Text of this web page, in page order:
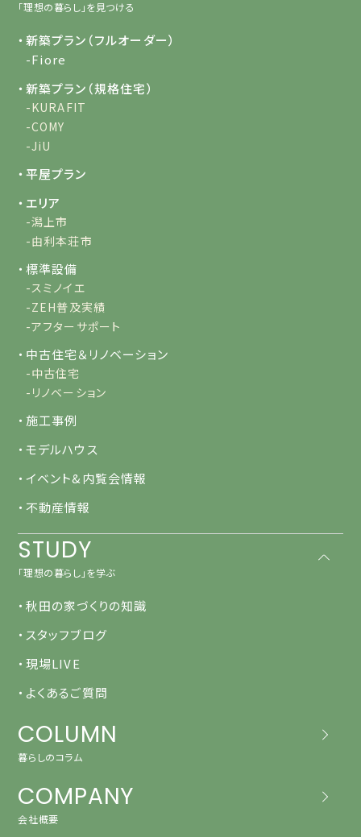
「理想の暮らし」を見つける
・新築プラン（フルオーダー）
-Fiore
・新築プラン（規格住宅）
-KURAFIT
-COMY
-JiU
・平屋プラン
・エリア
-潟上市
-由利本荘市
・標準設備
-スミノイエ
-ZEH普及実績
-アフターサポート
・中古住宅＆リノベーション
-中古住宅
-リノベーション
・施工事例
・モデルハウス
・イベント&内覧会情報
・不動産情報
STUDY
「理想の暮らし」を学ぶ
・秋田の家づくりの知識
・スタッフブログ
・現場LIVE
・よくあるご質問
COLUMN
暮らしのコラム
COMPANY
会社概要